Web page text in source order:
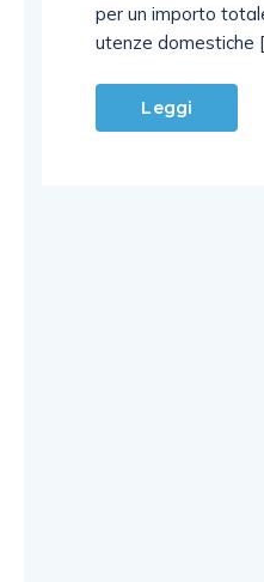
per un importo
utenze domestiche
Leggi